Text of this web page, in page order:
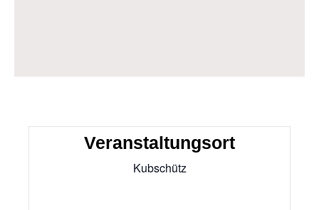
Veranstaltungsort
Kubschütz